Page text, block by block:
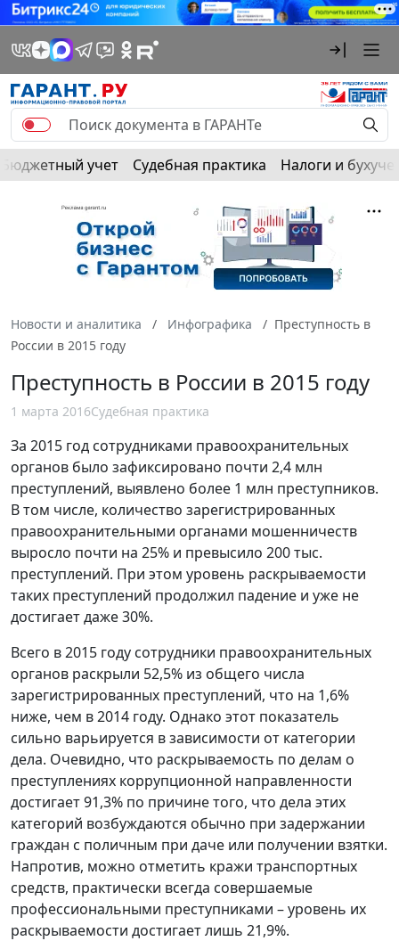
Бюджетный учет Судебная практика Налоги и
Новости и аналитика Инфографика
Преступность в
России в 2015 году
Преступность в России в 2015 году
1 марта 2016Судебная практика
За 2015 год сотрудниками правоохранительных
органов было зафиксировано почти 2,4 млн
преступлений, выявлено более 1 млн преступников.
В том числе, количество зарегистрированных
правоохранительными органами мошенничеств
выросло почти на 25% и превысило 200 тыс.
преступлений. При этом уровень раскрываемости
таких преступлений продолжил падение и уже не
достигает даже 30%.
Всего в 2015 году сотрудники правоохранительных
органов раскрыли 52,5% из общего числа
зарегистрированных преступлений, что на 1,6%
ниже, чем в 2014 году. Однако этот показатель
сильно варьируется в зависимости от категории
дела. Очевидно, что раскрываемость по делам о
преступлениях коррупционной направленности
достигает 91,3% по причине того, что дела этих
категорий возбуждаются обычно при задержании
граждан с поличным при даче или получении взятки.
Напротив, можно отметить кражи транспортных
средств, практически всегда совершаемые
профессиональными преступниками – уровень их
раскрываемости достигает лишь 21,9%.